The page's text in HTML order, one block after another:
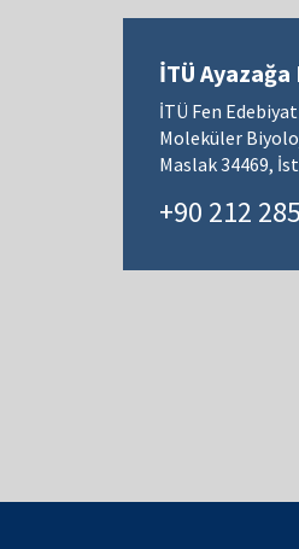
İTÜ
İTÜ Fen
Moleküler
Maslak 34469,
+90 212